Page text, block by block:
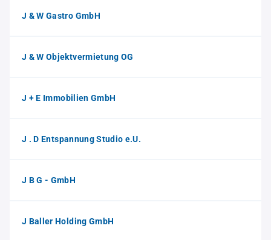
J & W Gastro GmbH
J & W Objektvermietung OG
J + E Immobilien GmbH
J . D Entspannung Studio e.U.
J B G - GmbH
J Baller Holding GmbH